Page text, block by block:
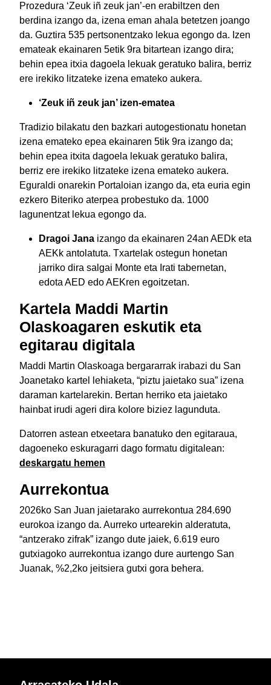
Prozedura ‘Zeuk iñ zeuk jan’-en erabiltzen den
berdina izango da, izena eman ahala betetzen joango
da. Guztira 535 pertsonentzako lekua egongo da. Izen
emateak ekainaren 5etik 9ra bitartean izango dira;
behin epea itxia dagoela lekuak geratuko balira, berriz
ere irekiko litzateke izena emateko aukera.
‘Zeuk iñ zeuk jan’ izen-ematea
Tradizio bilakatu den bazkari autogestionatu honetan
izena emateko epea ekainaren 5tik 9ra izango da;
behin epea itxita dagoela lekuak geratuko balira,
berriz ere irekiko litzateke izena emateko aukera.
Eguraldi onarekin Portaloian izango da, eta euria egin
ezkero Biteriko aterpea probestuko da. 1000
lagunentzat lekua egongo da.
Dragoi Jana izango da ekainaren 24an AEDk eta
AEKk antolatuta. Txartelak ostegun honetan
jarriko dira salgai Monte eta Irati tabernetan,
edota AED edo AEKren egoitzetan.
Kartela Maddi Martin
Olaskoagaren eskutik eta
egitarau digitala
Maddi Martin Olaskoaga bergararrak irabazi du San
Joanetako kartel lehiaketa, “piztu jaietako sua” izena
daraman kartelarekin. Bertan herriko eta jaietako
hainbat irudi ageri dira kolore biziez lagunduta.
Datorren astean etxeetara banatuko den egitaraua,
dagoeneko eskuragarri dago formatu digitalean:
deskargatu hemen
Aurrekontua
2026ko San Juan jaietarako aurrekontua 284.690
eurokoa izango da. Aurreko urtearekin alderatuta,
“antzerako zifrak” izango dute jaiek, 6.619 euro
gutxiagoko aurrekontua izango dure aurtengo San
Juanak, %2,2ko jeitsiera gutxi gora behera.